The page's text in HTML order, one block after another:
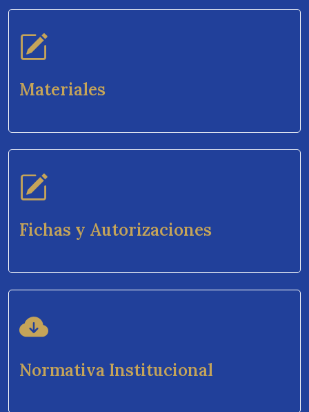
Materiales
Fichas y Autorizaciones
Normativa Institucional